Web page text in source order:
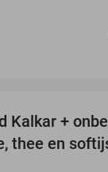
Kalkar +
thee en